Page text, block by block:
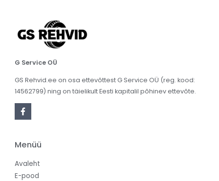
G Service OÜ
GS Rehvid.ee on osa ettevõttest G Service OÜ (reg. kood:
14562799) ning on täielikult Eesti kapitalil põhinev ettevõte.
Menüü
Avaleht
E-pood